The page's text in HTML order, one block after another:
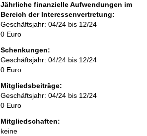
n
w
e
i
:
Jährliche finanzielle Aufwendungen im
Bereich der Interessenvertretung:
Geschäftsjahr: 04/24 bis 12/24
0 Euro
Schenkungen:
Geschäftsjahr: 04/24 bis 12/24
0 Euro
Mitgliedsbeiträge:
Geschäftsjahr: 04/24 bis 12/24
0 Euro
Mitgliedschaften:
keine